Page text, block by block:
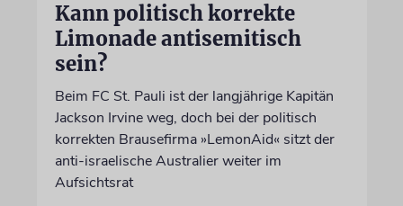
Kann politisch korrekte
Limonade antisemitisch
sein?
Beim FC St. Pauli ist der langjährige Kapitän
Jackson Irvine weg, doch bei der politisch
korrekten Brausefirma »LemonAid« sitzt der
anti-israelische Australier weiter im
Aufsichtsrat